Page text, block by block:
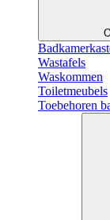
Wastafels
Waskommen
Toiletmeubels
Toebehoren